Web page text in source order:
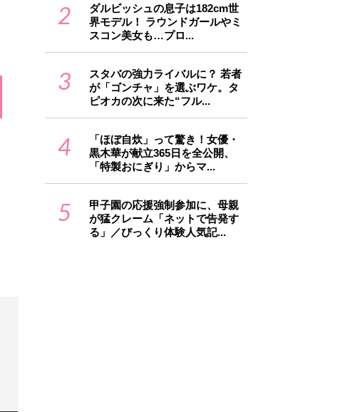
2
ダルビッシュの息子は182cm世
界モデル！ ラウンドガールやミ
スコン美女も…プロ...
3
スタバの強力ライバルに？ 若者
が「ゴンチャ」を選ぶワケ。タ
ピオカの次に来た“フル...
4
「ほぼ自炊」って驚き！女優・
黒木華が献立365日を全公開、
「特製おにぎり」からマ...
5
甲子園の応援強制参加に、母親
が猛クレーム「ネットで告発す
る」／びっくり体験人気記...